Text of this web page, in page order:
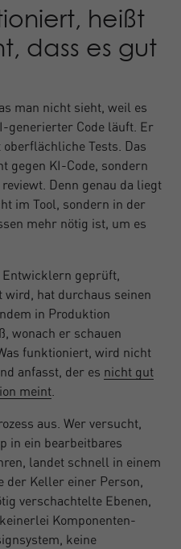
heißt
dass es gut
man nicht sieht, weil es
generierter Code läuft. Er
Tests. Das
gegen KI-Code, sondern
Denn genau da liegt
im Tool, sondern in der
mehr nötig ist, um es
Entwicklern geprüft,
hat durchaus seinen
in Produktion
wonach er schauen
funktioniert, wird nicht
anfasst, der es nicht gut
meint
aus. Wer versucht,
in ein bearbeitbares
landet schnell in einem
der Keller einer Person,
verschachtelte Ebenen,
Komponenten-
keine